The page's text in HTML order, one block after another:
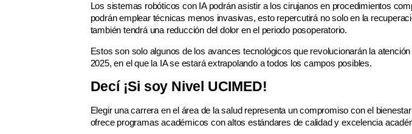
Los sistemas robóticos con IA podrán asistir a los cirujanos en procedimientos
podrán emplear técnicas menos invasivas, esto repercutirá no solo en la
también tendrá una reducción del dolor en el periodo posoperatorio.
Estos son solo algunos de los avances tecnológicos que revolucionarán la
2025, en el que la IA se estará extrapolando a todos los campos posibles.
Decí ¡Si soy Nivel UCIMED!
Elegir una carrera en el área de la salud representa un compromiso con el
ofrece programas académicos con altos estándares de calidad y excelencia